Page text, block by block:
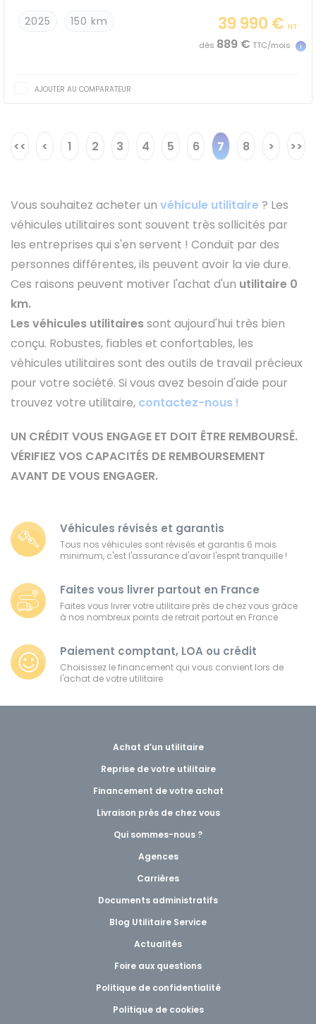
2025 150 km 39 990 € HT
dès 889 € TTC/mois
AJOUTER AU COMPARATEUR
<< < 1 2 3 4 5 6 7 8 > >>
Vous souhaitez acheter un véhicule utilitaire ? Les
véhicules utilitaires sont souvent très sollicités par
les entreprises qui s'en servent ! Conduit par des
personnes différentes, ils peuvent avoir la vie dure.
Ces raisons peuvent motiver l'achat d'un utilitaire 0
km.
Les véhicules utilitairessont aujourd'hui très bien
conçu. Robustes, fiables et confortables, les
véhicules utilitaires sont des outils de travail précieux
pour votre société. Si vous avez besoin d'aide pour
trouvez votre utilitaire, contactez-nous !
UN CRÉDIT VOUS ENGAGE ET DOIT ÊTRE REMBOURSÉ.
VÉRIFIEZ VOS CAPACITÉS DE REMBOURSEMENT
AVANT DE VOUS ENGAGER.
Véhicules révisés et garantis
Tous nos véhicules sont révisés et garantis 6 mois
minimum, c'est l'assurance d'avoir l'esprit tranquille !
Faites vous livrer partout en France
Faites vous livrer votre utilitaire près de chez vous grâce
à nos nombreux points de retrait partout en France
Paiement comptant, LOA ou crédit
Choisissez le financement qui vous convient lors de
l'achat de votre utilitaire
Achat d’un utilitaire
Reprise de votre utilitaire
Financement de votre achat
Livraison près de chez vous
Qui sommes-nous ?
Agences
Carrières
Documents administratifs
Blog Utilitaire Service
Actualités
Foire aux questions
Politique de confidentialité
Politique de cookies